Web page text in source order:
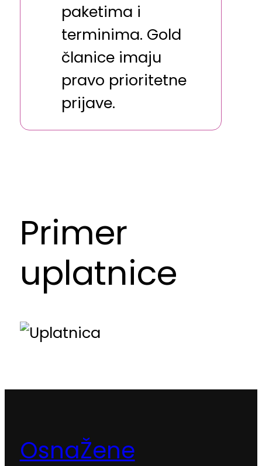
paketima i
terminima. Gold
članice imaju
pravo prioritetne
prijave.
Primer
uplatnice
OsnaŽene